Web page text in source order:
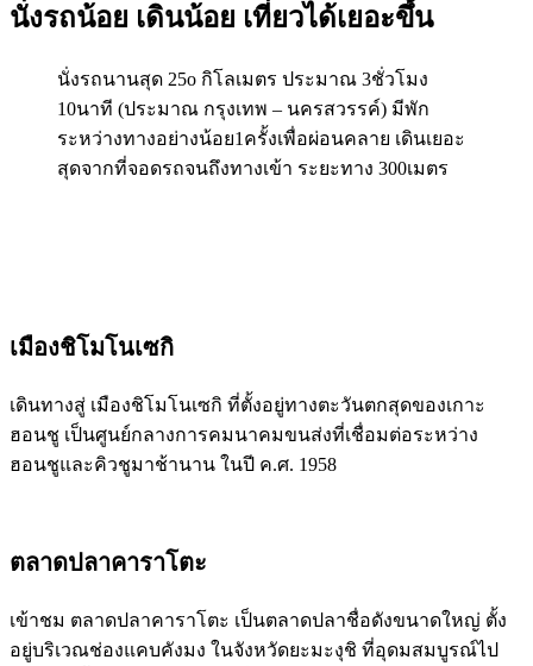
นั่งรถน้อย เดินน้อย เที่ยวได้เยอะขึ้น
นั่งรถนานสุด 25o กิโลเมตร ประมาณ 3ชั่วโมง
10นาที (ประมาณ กรุงเทพ – นครสวรรค์) มีพัก
ระหว่างทางอย่างน้อย1ครั้งเพื่อผ่อนคลาย เดินเยอะ
สุดจากที่จอดรถจนถึงทางเข้า ระยะทาง 300เมตร
เมืองชิโมโนเซกิ
เดินทางสู่ เมืองชิโมโนเซกิ ที่ตั้งอยู่ทางตะวันตกสุดของเกาะ
ฮอนชู เป็นศูนย์กลางการคมนาคมขนส่งที่เชื่อมต่อระหว่าง
ฮอนชูและคิวชูมาช้านาน ในปี ค.ศ. 1958
ตลาดปลาคาราโตะ
เข้าชม ตลาดปลาคาราโตะ เป็นตลาดปลาชื่อดังขนาดใหญ่ ตั้ง
อยู่บริเวณช่องแคบคังมง ในจังหวัดยะมะงุชิ ที่อุดมสมบูรณ์ไป